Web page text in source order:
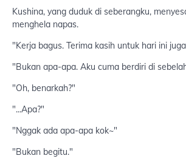
Kushina, yang duduk di seberangku,
menghela napas.
"Kerja bagus. Terima kasih untuk hari ini
"Bukan apa-apa. Aku cuma berdiri di
"Oh, benarkah?"
"...Apa?"
"Nggak ada apa-apa kok~"
"Bukan begitu."